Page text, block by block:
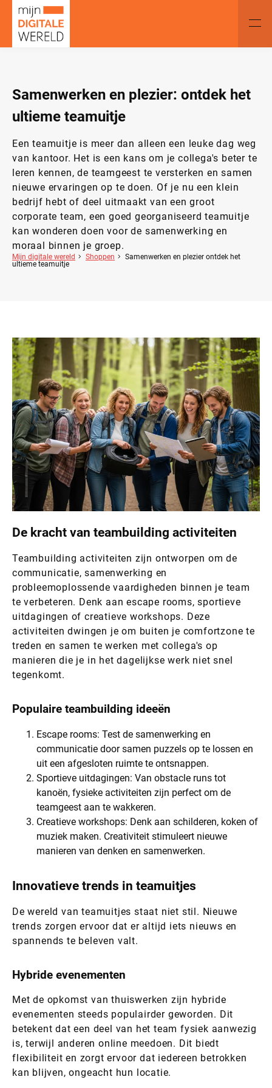
Samenwerken en plezier: ontdek het
ultieme teamuitje
Een teamuitje is meer dan alleen een leuke dag weg
van kantoor. Het is een kans om je collega's beter te
leren kennen, de teamgeest te versterken en samen
nieuwe ervaringen op te doen. Of je nu een klein
bedrijf hebt of deel uitmaakt van een groot
corporate team, een goed georganiseerd teamuitje
kan wonderen doen voor de samenwerking en
moraal binnen je groep.
Mijn digitale wereld Shoppen
Samenwerken en plezier ontdek het
ultieme teamuitje
De kracht van teambuilding activiteiten
Teambuilding activiteiten zijn ontworpen om de
communicatie, samenwerking en
probleemoplossende vaardigheden binnen je team
te verbeteren. Denk aan escape rooms, sportieve
uitdagingen of creatieve workshops. Deze
activiteiten dwingen je om buiten je comfortzone te
treden en samen te werken met collega's op
manieren die je in het dagelijkse werk niet snel
tegenkomt.
Populaire teambuilding ideeën
Escape rooms: Test de samenwerking en
communicatie door samen puzzels op te lossen en
uit een afgesloten ruimte te ontsnappen.
Sportieve uitdagingen: Van obstacle runs tot
kanoën, fysieke activiteiten zijn perfect om de
teamgeest aan te wakkeren.
Creatieve workshops: Denk aan schilderen, koken of
muziek maken. Creativiteit stimuleert nieuwe
manieren van denken en samenwerken.
Innovatieve trends in teamuitjes
De wereld van teamuitjes staat niet stil. Nieuwe
trends zorgen ervoor dat er altijd iets nieuws en
spannends te beleven valt.
Hybride evenementen
Met de opkomst van thuiswerken zijn hybride
evenementen steeds populairder geworden. Dit
betekent dat een deel van het team fysiek aanwezig
is, terwijl anderen online meedoen. Dit biedt
flexibiliteit en zorgt ervoor dat iedereen betrokken
kan blijven, ongeacht hun locatie.